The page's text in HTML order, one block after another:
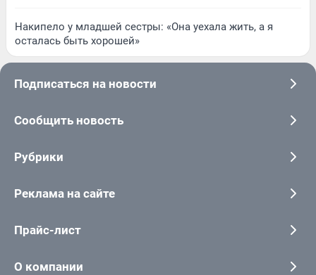
Накипело у младшей сестры: «Она уехала жить, а я
осталась быть хорошей»
Подписаться на новости
Сообщить новость
Рубрики
Реклама на сайте
Прайс-лист
О компании